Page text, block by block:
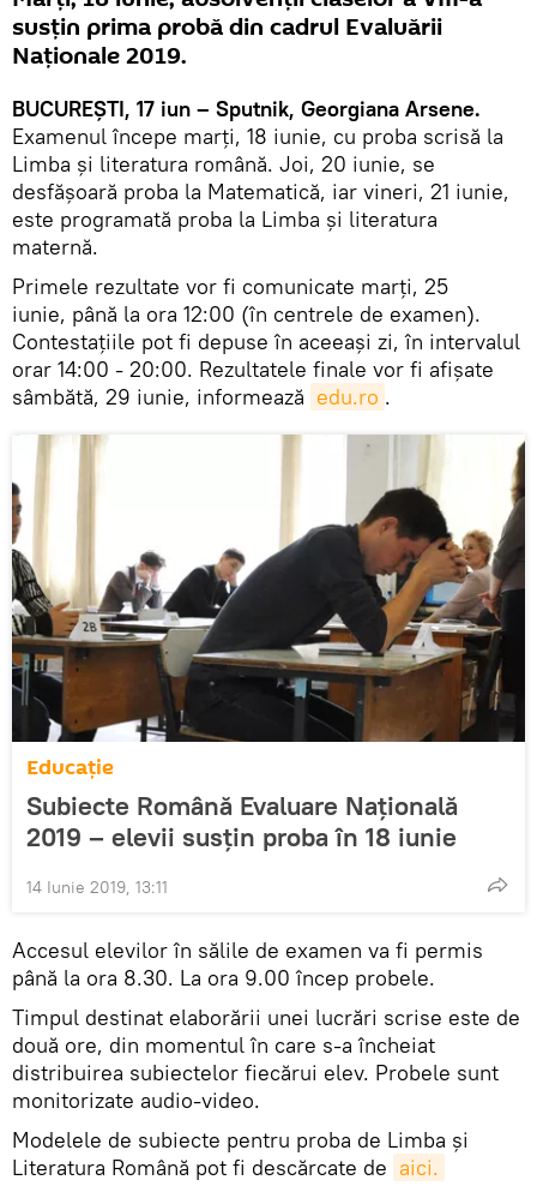
susțin prima probă din cadrul Evaluării
Naționale 2019.
BUCUREȘTI, 17 iun – Sputnik, Georgiana Arsene.
Examenul începe marți, 18 iunie, cu proba scrisă la
Limba și literatura română. Joi, 20 iunie, se
desfășoară proba la Matematică, iar vineri, 21 iunie,
este programată proba la Limba și literatura
maternă.
Primele rezultate vor fi comunicate marți, 25
iunie, până la ora 12:00 (în centrele de examen).
Contestațiile pot fi depuse în aceeași zi, în intervalul
orar 14:00 - 20:00. Rezultatele finale vor fi afișate
sâmbătă, 29 iunie, informează edu.ro .
Educație
Subiecte Română Evaluare Națională
2019 – elevii susțin proba în 18 iunie
14 Iunie 2019, 13:11
Accesul elevilor în sălile de examen va fi permis
până la ora 8.30. La ora 9.00 încep probele.
Timpul destinat elaborării unei lucrări scrise este de
două ore, din momentul în care s-a încheiat
distribuirea subiectelor fiecărui elev. Probele sunt
monitorizate audio-video.
Modelele de subiecte pentru proba de Limba și
Literatura Română pot fi descărcate de aici.